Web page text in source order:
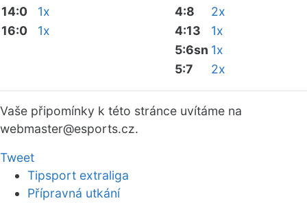
14:0
1x
16:0
1x
4:8
2x
4:13
1x
5:6sn 1x
5:7
2x
Vaše připomínky k této stránce uvítáme na
webmaster@esports.cz.
Tweet
Tipsport extraliga
Přípravná utkání